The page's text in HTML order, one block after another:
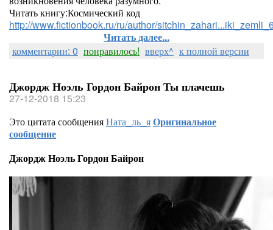
Читать книгу:Космический код
http://www.fictionbook.ru/ru/author/
Читать далее...
комментарии: 0 понравилось! вверх^ к полной версии
Джордж Ноэль Гордон Байрон Ты плачешь
27-12-2018 15:23
Это цитата сообщенияНата_ль_яОригинальное
сообщение
Джордж Ноэль Гордон Байрон